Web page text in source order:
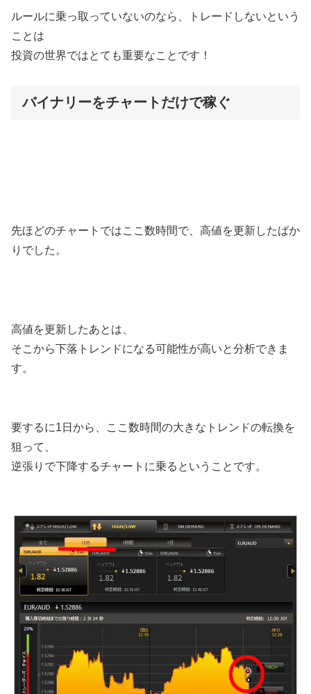
ルールに乗っ取っていないのなら、トレードしないという
ことは
投資の世界ではとても重要なことです！
バイナリーをチャートだけで稼ぐ
先ほどのチャートではここ数時間で、高値を更新したばか
りでした。
高値を更新したあとは、
そこから下落トレンドになる可能性が高いと分析できま
す。
要するに1日から、ここ数時間の大きなトレンドの転換を
狙って、
逆張りで下降するチャートに乗るということです。